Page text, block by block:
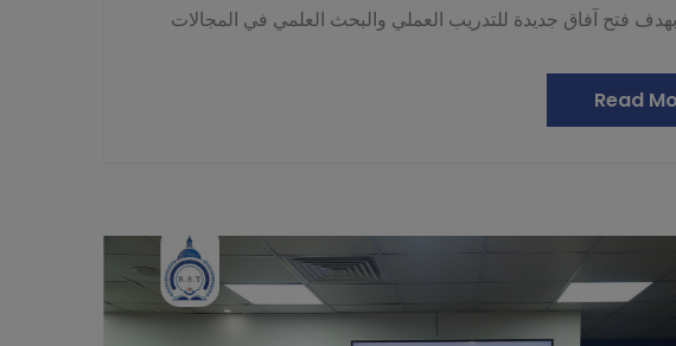
Read